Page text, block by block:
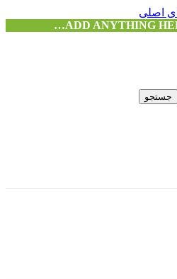
اصلی
ADD ANYTHING
جستجو